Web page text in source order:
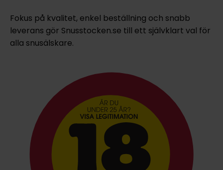
Fokus på kvalitet, enkel beställning och snabb
leverans gör Snusstocken.se till ett självklart val för
alla snusälskare.